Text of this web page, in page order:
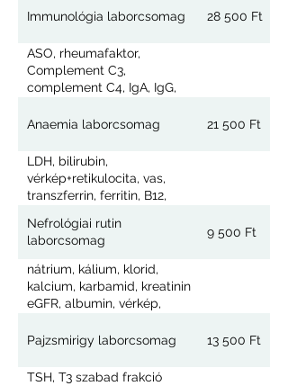
összkoleszterin, HDL, LDL,
triglicerid, vizelet általános
(ASAT), GPT (ALAT), GGT,
húgysav, CK (kreatinkináz),
CRP, foszfor (anorganikus
foszfát), vércukor,
koleszterin, triglicerid,
vizelet általános és üledék,
Immunológia laborcsomag 28 500 Ft
ASO, rheumafaktor,
Complement C3,
complement C4, IgA, IgG,
(szérum),
Anaemia laborcsomag 21 500 Ft
LDH, bilirubin,
vérkép+retikulocita, vas,
transzferrin, ferritin, B12,
Nefrológiai rutin
laborcsomag
9 500 Ft
nátrium, kálium, klorid,
kalcium, karbamid, kreatinin
eGFR, albumin, vérkép,
foszfát), vizelet általános és
Pajzsmirigy laborcsomag 13 500 Ft
TSH, T3 szabad frakció